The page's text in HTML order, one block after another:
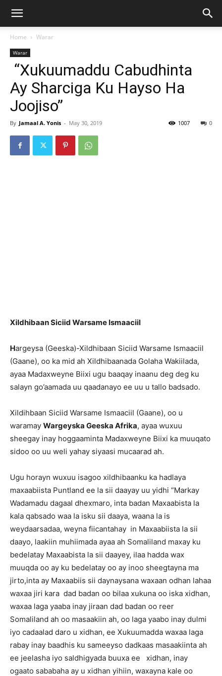
Home Warar
Warar
“Xukuumaddu Cabudhinta
Ay Sharciga Ku Hayso Ha
Joojiso”
By Jamaal A. Yonis - May 30, 2019 0
1007
Xildhibaan Siciid Warsame Ismaaciil
Hargeysa (Geeska)-Xildhibaan Siciid Warsame Ismaaciil
(Gaane), oo ka mid ah Xildhibaanada Golaha Wakiilada,
ayaa Madaxweyne Biixi ugu baaqay inaanu deg deg ku
salayn go’aamada uu qaadanayo ee uu u tallo badsado.
Xildihbaan Siciid Warsame Ismaaciil (Gaane), oo u
waramay Wargeyska Geeska Afrika, ayaa wuxuu
sheegay inay hoggaaminta Madaxweyne Biixi ka muuqato
sidoo oo uu weli yahay siyaasi mucaarad ah.
Ugu horayn wuxuu isagoo xildhibaanku ka hadlaya
maxaabiista Puntland ee la sii daayay uu yidhi “Markay
Wadamadu dagaal dhexmaro, inta badan Maxaabista la
kala qabsado waa la isku sii daaya, waana la is
weydaarsadaa, weyna fiicantahay in Maxaabiista la sii
daayo, laakiin muhiimada ayaa ah Somaliland maxay ku
bedelatay Maxaabista la sii daayey, ilaa hadda wax
muuqda oo ay ku bedelatay oo ay inoo sheegtayna ma
jirto,inta ay Maxaabiis sii daynaysana waxaan odhan lahaa
waxaa jiri kara dad badan oo bilaa xukuna oo iska xidhan,
waxaa laga yaaba inay jiraan dad badan oo reer
Somaliland ah oo masaakiin ah, oo laga yaabo inay dulmi
iyo cadaalad daro u xidhan, ee Xukuumadda waxaa laga
rabay inay baadhis ku sameeyso dadkaas masaakiinta ah
ee jeelasha iyo saldhigyada buuxa ee xidhan, inay
ogaato sababaha ay u xidhan yihiin, waxayna kale oo